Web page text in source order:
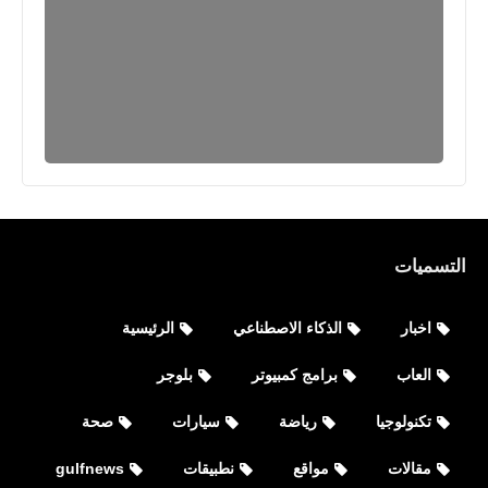
تحميل وتثبيت نظام Regata OS للألعاب
التسميات
اخبار الذكاء الاصطناعي الرئيسية
العاب برامج كمبيوتر بلوجر
تكنولوجيا رياضة سيارات صحة
مقالات مواقع نطبيقات gulfnews